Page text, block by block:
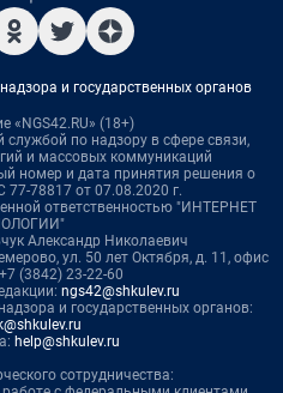
и государственных органов
«NGS42.RU» (18+)
по надзору в сфере связи,
и массовых коммуникаций
номер и дата принятия решения о
78817 от 07.08.2020 г.
ответственностью "ИНТЕРНЕТ
Александр Николаевич
ул. 50 лет Октября, д. 11, офис
(3842) 23-22-60
ngs42@shkulev.ru
и государственных органов:
help@shkulev.ru
сотрудничества: